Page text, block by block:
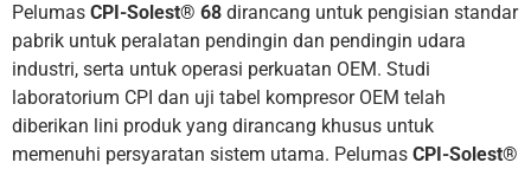
Pelumas CPI-Solest® 68 dirancang untuk pengisian standar
pabrik untuk peralatan pendingin dan pendingin udara
industri, serta untuk operasi perkuatan OEM. Studi
laboratorium CPI dan uji tabel kompresor OEM telah
diberikan lini produk yang dirancang khusus untuk
memenuhi persyaratan sistem utama. Pelumas CPI-Solest®